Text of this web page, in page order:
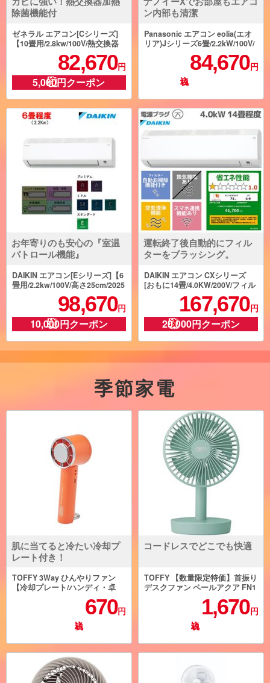
除菌機能付
ゼネラル エアコン[Cシリーズ]
【10畳用/2.8kw/100V/熱交換器
加熱除菌/2025年モデル】 AS-C2
82,670円
5,000円クーポン
ン内部も清潔
Panasonic エアコン eolia(エオ
リア)Jシリーズ6畳/2.2kW/100V/
ナノイーX9.6兆/スタンダードモ
デル/W/2026年度 CS-226DJR-ES
84,670 円
お年寄りのも安心の『室温
パトロール機能』
DAIKIN エアコン[Eシリーズ]【6
畳用/2.2kw/100V/高さ25cm/2025
年モデル】★AN226AESの旧型
モデル★ AN225AES-W-ESET
98,670円
10,000円クーポン
運転終了後自動的にフィル
ターをブラッシング。
DAIKIN エアコン CXシリーズ
[おもに14畳/4.0KW/200V/フィル
ター自動お掃除/機内洗浄機能/2
026年モデル] S406ATCP-W-ESE
167,670 円
20,000円クーポン
季節家電
肌に当てると冷たい冷却プ
レート付き！
TOFFY 3Way ひんやりファン
【冷却プレート/ハンディ・卓
上・首掛け/ストラップ付属/風量
3段階/VIBRANT ORANGE】 HF
670円
コードレスでどこでも快適
TOFFY 【数量限定特価】首振り
デスクファン ペールアクア FN1
1,670 円